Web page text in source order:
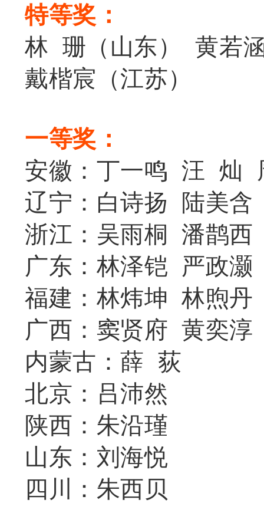
特等奖：
林 珊（山东） 黄若
戴楷宸（江苏）
一等奖：
安徽：丁一鸣 汪 灿
辽宁：白诗扬 陆美
浙江：吴雨桐 潘鹊西
广东：林泽铠 严政灏
福建：林炜坤 林煦丹
广西：窦贤府 黄奕淳
内蒙古：薛 荻
北京：吕沛然
陕西：朱沿瑾
山东：刘海悦
四川：朱西贝